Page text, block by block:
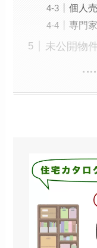
個人
専門
未公開物